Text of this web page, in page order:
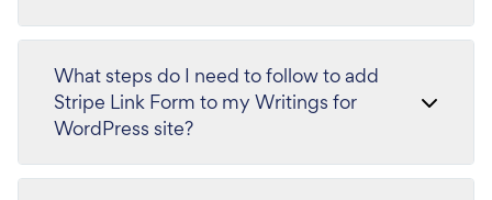
What steps do I need to follow to add
Stripe Link Form to my Writings for
WordPress site?